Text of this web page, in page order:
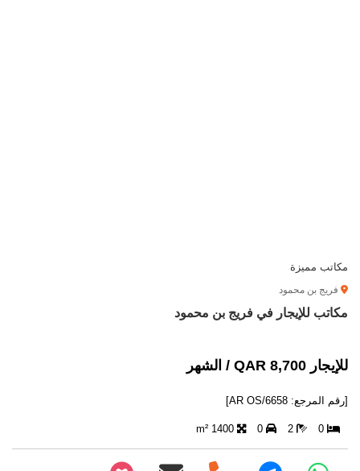
مكاتب مميزة
فريج بن محمود
مكاتب للإيجار في فريج بن محمود
للإيجار 8,700 QAR / الشهر
[رقم المرجع: AR OS/6658]
0
2
0
1400 m²